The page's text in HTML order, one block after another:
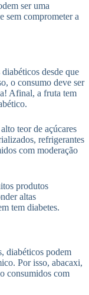
ser uma
sem comprometer a
desde que
o consumo deve ser
Afinal, a fruta tem
teor de açúcares
refrigerantes
com moderação
produtos
altas
tem diabetes.
diabéticos podem
Por isso, abacaxi,
consumidos com